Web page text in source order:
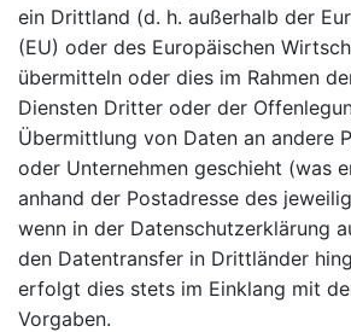
ein Drittland (d. h. außerhalb der
(EU) oder des Europäischen
übermitteln oder dies im Rahmen
Diensten Dritter oder der
Übermittlung von Daten an andere
oder Unternehmen geschieht (was
anhand der Postadresse des
wenn in der Datenschutzerklärung
den Datentransfer in Drittländer
erfolgt dies stets im Einklang mit
Vorgaben.